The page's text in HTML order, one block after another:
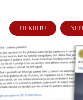
PIEKRĪTU